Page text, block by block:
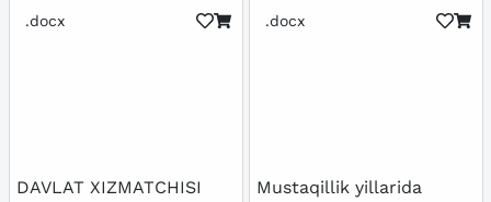
.docx
DAVLAT XIZMATCHISI
.docx
Mustaqillik yillarida